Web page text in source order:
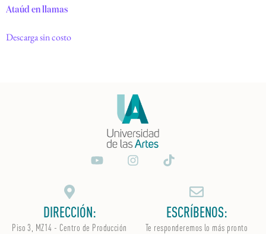
Ataúd en llamas
Descarga sin costo
DIRECCIÓN:
Piso 3, MZ14 - Centro de Producción
ESCRÍBENOS:
Te responderemos lo más pronto